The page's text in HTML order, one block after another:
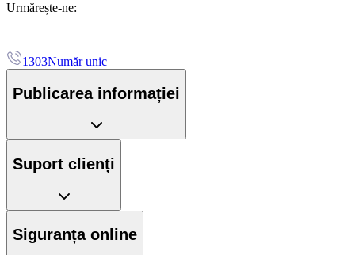
Urmărește-ne:
1303Număr unic
Publicarea informației
Suport clienți
Siguranța online